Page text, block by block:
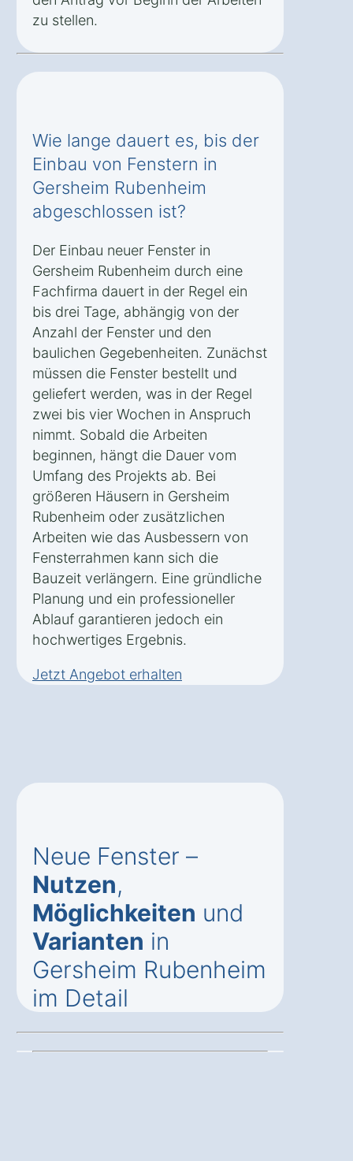
zu stellen.
Wie lange dauert es, bis der
Einbau von Fenstern in
Gersheim Rubenheim
abgeschlossen ist?
Der Einbau neuer Fenster in
Gersheim Rubenheim durch eine
Fachfirma dauert in der Regel ein
bis drei Tage, abhängig von der
Anzahl der Fenster und den
baulichen Gegebenheiten. Zunächst
müssen die Fenster bestellt und
geliefert werden, was in der Regel
zwei bis vier Wochen in Anspruch
nimmt. Sobald die Arbeiten
beginnen, hängt die Dauer vom
Umfang des Projekts ab. Bei
größeren Häusern in Gersheim
Rubenheim oder zusätzlichen
Arbeiten wie das Ausbessern von
Fensterrahmen kann sich die
Bauzeit verlängern. Eine gründliche
Planung und ein professioneller
Ablauf garantieren jedoch ein
hochwertiges Ergebnis.
Jetzt Angebot erhalten
Neue Fenster –
Nutzen,
Möglichkeiten und
Varianten in
Gersheim Rubenheim
im Detail